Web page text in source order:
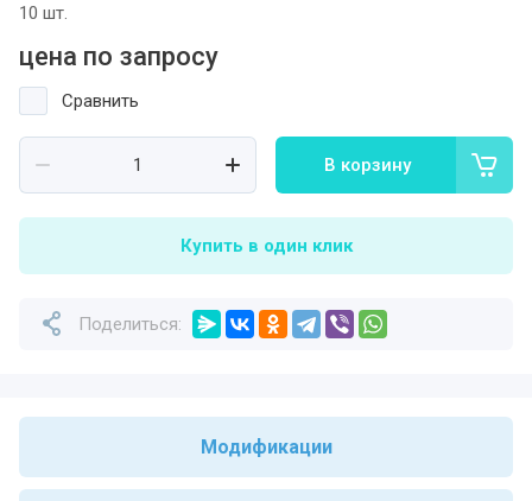
10 шт.
цена по запросу
Сравнить
В корзину
Купить в один клик
Поделиться:
Модификации